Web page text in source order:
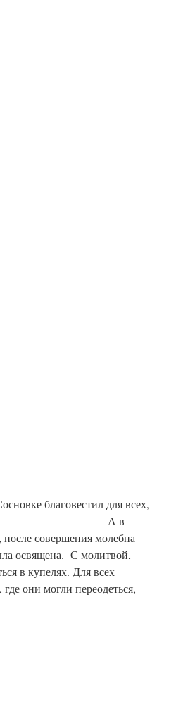
благовестил для всех,
7ч утра. А в
после совершения молебна
освящена. С молитвой,
в купелях. Для всех
они могли переодеться,